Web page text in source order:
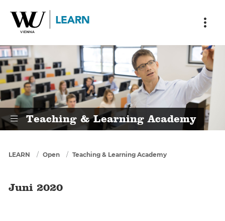
Juni 2020
Teaching & Learning Academy
You are here
LEARN Open Teaching & Learning Academy
Juni 2020